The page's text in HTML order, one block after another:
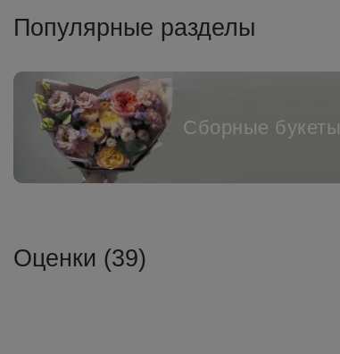
Популярные разделы
Сборные букеты
Оценки (39)